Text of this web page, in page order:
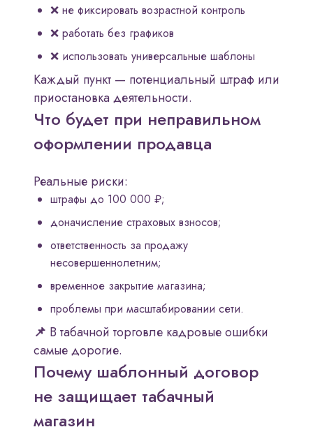
❌ не фиксировать возрастной контроль
❌ работать без графиков
❌ использовать универсальные шаблоны
Каждый пункт — потенциальный штраф или
приостановка деятельности.
Что будет при неправильном
оформлении продавца
Реальные риски:
штрафы до 100 000 ₽;
доначисление страховых взносов;
ответственность за продажу
несовершеннолетним;
временное закрытие магазина;
проблемы при масштабировании сети.
📌 В табачной торговле кадровые ошибки
самые дорогие.
Почему шаблонный договор
не защищает табачный
магазин